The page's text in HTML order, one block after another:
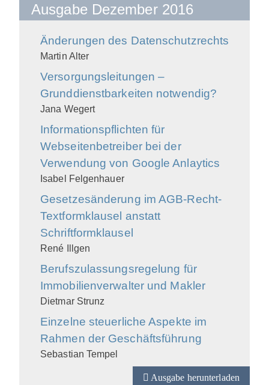
Ausgabe Dezember 2016
Änderungen des Datenschutzrechts
Martin Alter
Versorgungsleitungen –
Grunddienstbarkeiten notwendig?
Jana Wegert
Informationspflichten für
Webseitenbetreiber bei der
Verwendung von Google Anlaytics
Isabel Felgenhauer
Gesetzesänderung im AGB-Recht-
Textformklausel anstatt
Schriftformklausel
René Illgen
Berufszulassungsregelung für
Immobilienverwalter und Makler
Dietmar Strunz
Einzelne steuerliche Aspekte im
Rahmen der Geschäftsführung
Sebastian Tempel
Ausgabe herunterladen